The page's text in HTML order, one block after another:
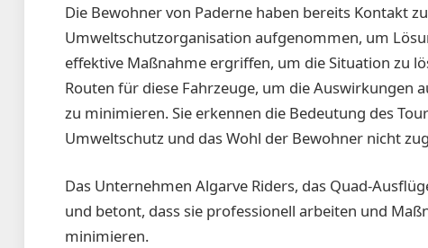
Die Bewohner von Paderne haben bereits Kontakt
Umweltschutzorganisation aufgenommen, um
effektive Maßnahme ergriffen, um die Situation zu
Routen für diese Fahrzeuge, um die Auswirkungen
zu minimieren. Sie erkennen die Bedeutung des
Umweltschutz und das Wohl der Bewohner nicht
Das Unternehmen Algarve Riders, das Quad-
und betont, dass sie professionell arbeiten und
minimieren.